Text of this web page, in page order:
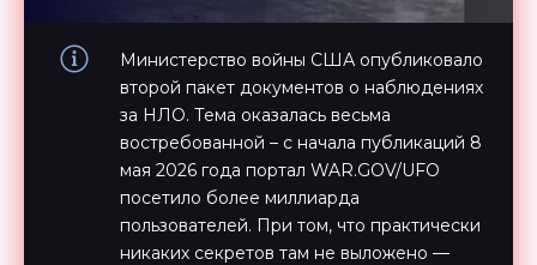
Министерство войны США опубликовало
второй пакет документов о наблюдениях
за НЛО. Тема оказалась весьма
востребованной – с начала публикаций 8
мая 2026 года портал WAR.GOV/UFO
посетило более миллиарда
пользователей. При том, что практически
никаких секретов там не выложено —